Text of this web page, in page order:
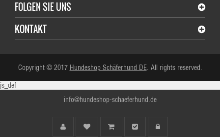
FOLGEN SIE UNS
KONTAKT
Copyright © 2017 Hundeshop Schäferhund DE. All rights reserved.
js_def
info@hundeshop-schaeferhund.de